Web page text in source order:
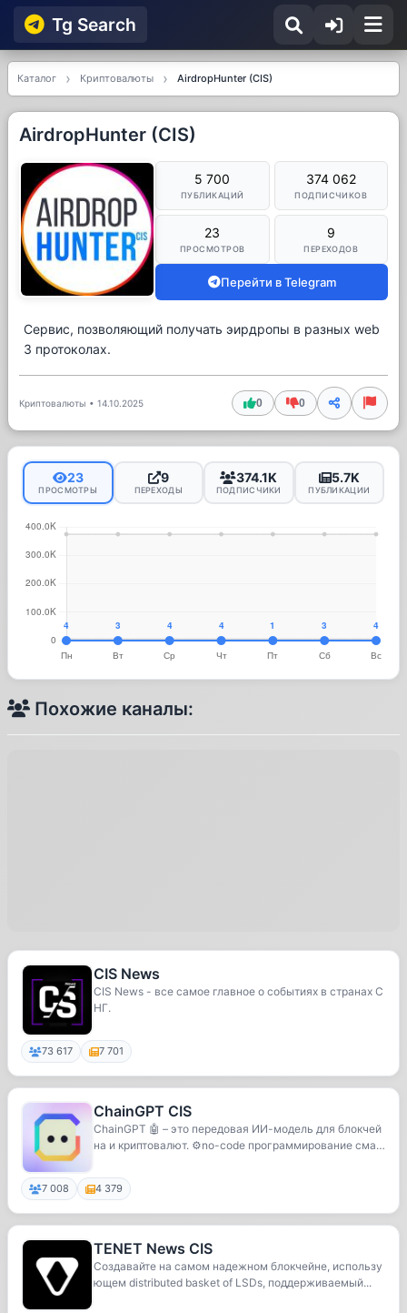
Tg Searсh
Каталог Криптовалюты AirdropHunter (CIS)
AirdropHunter (CIS)
5 700
ПУБЛИКАЦИЙ
374 062
ПОДПИСЧИКОВ
23
ПРОСМОТРОВ
9
ПЕРЕХОДОВ
Перейти в Telegram
Cервис, позволяющий получать эирдропы в разных web
3 протоколах.
Криптовалюты • 14.10.2025 0 0
23
ПРОСМОТРЫ
9
ПЕРЕХОДЫ
374.1K
ПОДПИСЧИКИ
5.7K
ПУБЛИКАЦИИ
Похожие каналы:
CIS News
CIS News - все самое главное о событиях в странах С
НГ.
73 617 7 701
ChainGPT CIS
ChainGPT 🤖 – это передовая ИИ-модель для блокчей
на и криптовалют. ⚙️no-code программирование сма
7 008 4 379
TENET News CIS
Создавайте на самом надежном блокчейне, использу
ющем distributed basket of LSDs, поддерживаемый...